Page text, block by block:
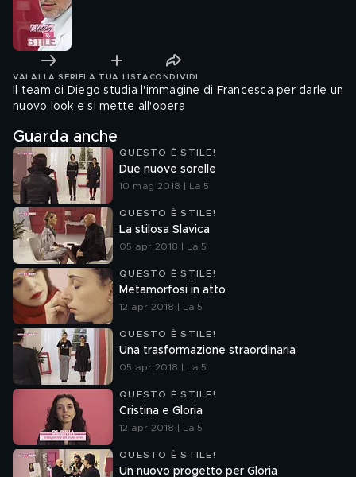
VAI ALLA SERIE LA TUA LISTA CONDIVIDI
Il team di Diego studia l'immagine di Francesca per darle un
nuovo look e si mette all'opera
Guarda anche
QUESTO È STILE!
Due nuove sorelle
10 mag 2018 | La 5
QUESTO È STILE!
La stilosa Slavica
05 apr 2018 | La 5
QUESTO È STILE!
Metamorfosi in atto
12 apr 2018 | La 5
QUESTO È STILE!
Una trasformazione straordinaria
05 apr 2018 | La 5
QUESTO È STILE!
Cristina e Gloria
12 apr 2018 | La 5
QUESTO È STILE!
Un nuovo progetto per Gloria